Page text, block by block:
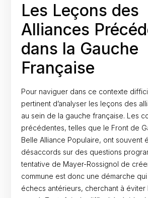
Les Leçons des
Alliances
dans la Gauche
Française
Pour naviguer dans ce contexte
pertinent d’analyser les leçons des
au sein de la gauche française. Les
précédentes, telles que le Front de
Belle Alliance Populaire, ont souvent
désaccords sur des questions
tentative de Mayer-Rossignol de
commune est donc une démarche qui
échecs antérieurs, cherchant à éviter